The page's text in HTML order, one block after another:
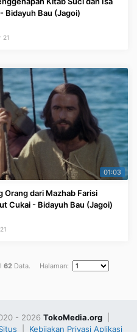
Bidayuh Bau (Jagoi)
21
01:03
dari Mazhab Farisi
Cukai - Bidayuh Bau (Jagoi)
62 Data. Halaman:
- 2026 TokoMedia.org|
Kebijakan Privasi Aplikasi